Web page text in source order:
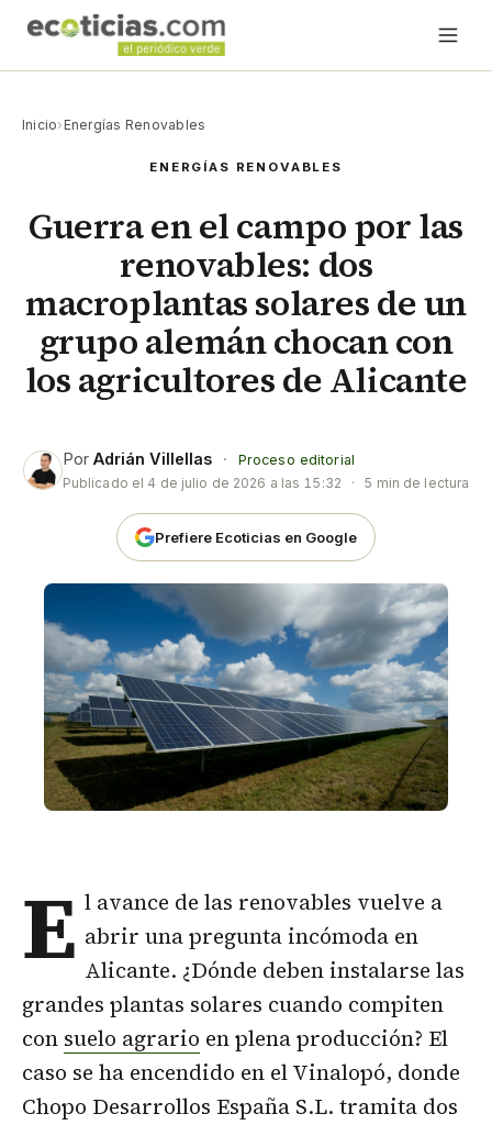
Inicio› Energías Renovables
ENERGÍAS RENOVABLES
Guerra en el campo por las
renovables: dos
macroplantas solares de un
grupo alemán chocan con
los agricultores de Alicante
Por Adrián Villellas ·
Proceso editorial
Publicado el 4 de julio de 2026 a las 15:32 · 5 min de lectura
Prefiere Ecoticias en Google
E l avance de las renovables vuelve a
abrir una pregunta incómoda en
Alicante. ¿Dónde deben instalarse las
grandes plantas solares cuando compiten
con suelo agrario en plena producción? El
caso se ha encendido en el Vinalopó, donde
Chopo Desarrollos España S.L. tramita dos